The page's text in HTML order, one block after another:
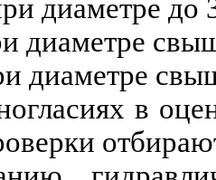
и диаметре до
и диаметре
диаметре
в
отбираю